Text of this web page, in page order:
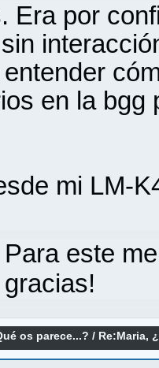
Era por
en la bgg
mi LM-
Para este
gracias!
os parece...? / Re:Maria,